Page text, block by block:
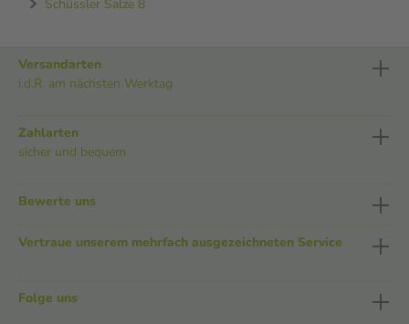
Schüssler Salze 8
Versandarten
i.d.R. am nächsten Werktag
Zahlarten
sicher und bequem
Bewerte uns
Vertraue unserem mehrfach ausgezeichneten Service
Folge uns